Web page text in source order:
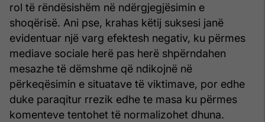
rol të rëndësishëm në ndërgjegjësimin e
shoqërisë. Ani pse, krahas këtij suksesi janë
evidentuar një varg efektesh negativ, ku përmes
mediave sociale herë pas herë shpërndahen
mesazhe të dëmshme që ndikojnë në
përkeqësimin e situatave të viktimave, por edhe
duke paraqitur rrezik edhe te masa ku përmes
komenteve tentohet të normalizohet dhuna.